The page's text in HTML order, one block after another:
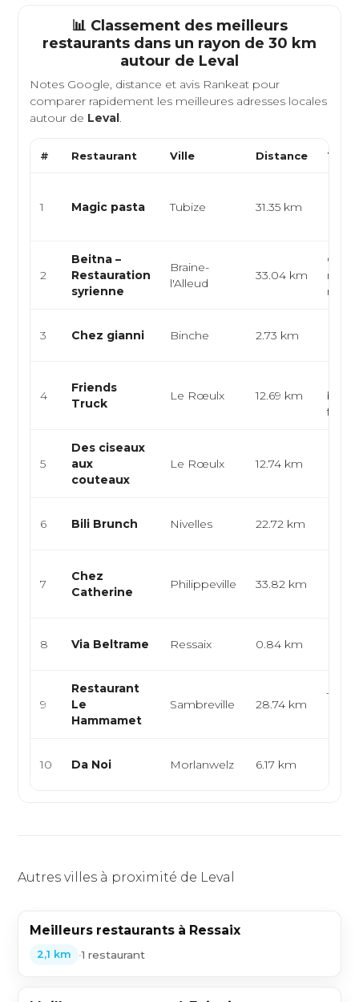
📊 Classement des meilleurs
restaurants dans un rayon de 30 km
autour de Leval
Notes Google, distance et avis Rankeat pour
comparer rapidement les meilleures adresses locales
autour de Leval.
# Restaurant Ville Distance Type
1 Magic pasta Tubize 31.35 km
2
Beitna –
Restauration
syrienne
Braine-
l'Alleud
33.04 km
3 Chez gianni Binche 2.73 km
4
Friends
Truck
Le Rœulx 12.69 km
food
5
Des ciseaux
aux
couteaux
Le Rœulx 12.74 km
6 Bili Brunch Nivelles 22.72 km
7
Chez
Catherine
Philippeville 33.82 km
8 Via Beltrame Ressaix 0.84 km
9
Restaurant
Le
Hammamet
Sambreville 28.74 km
10 Da Noi Morlanwelz 6.17 km
Autres villes à proximité de Leval
Meilleurs restaurants à Ressaix
2,1 km •1 restaurant